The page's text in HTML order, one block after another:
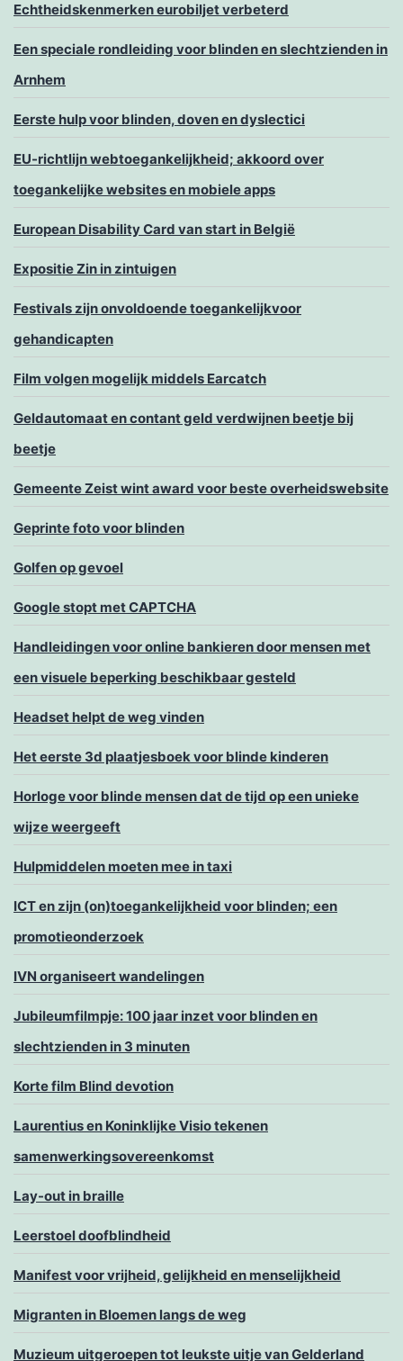
Echtheidskenmerken eurobiljet verbeterd
Een speciale rondleiding voor blinden en slechtzienden in
Arnhem
Eerste hulp voor blinden, doven en dyslectici
EU-richtlijn webtoegankelijkheid; akkoord over
toegankelijke websites en mobiele apps
European Disability Card van start in België
Expositie Zin in zintuigen
Festivals zijn onvoldoende toegankelijkvoor
gehandicapten
Film volgen mogelijk middels Earcatch
Geldautomaat en contant geld verdwijnen beetje bij
beetje
Gemeente Zeist wint award voor beste overheidswebsite
Geprinte foto voor blinden
Golfen op gevoel
Google stopt met CAPTCHA
Handleidingen voor online bankieren door mensen met
een visuele beperking beschikbaar gesteld
Headset helpt de weg vinden
Het eerste 3d plaatjesboek voor blinde kinderen
Horloge voor blinde mensen dat de tijd op een unieke
wijze weergeeft
Hulpmiddelen moeten mee in taxi
ICT en zijn (on)toegankelijkheid voor blinden; een
promotieonderzoek
IVN organiseert wandelingen
Jubileumfilmpje: 100 jaar inzet voor blinden en
slechtzienden in 3 minuten
Korte film Blind devotion
Laurentius en Koninklijke Visio tekenen
samenwerkingsovereenkomst
Lay-out in braille
Leerstoel doofblindheid
Manifest voor vrijheid, gelijkheid en menselijkheid
Migranten in Bloemen langs de weg
Muzieum uitgeroepen tot leukste uitje van Gelderland